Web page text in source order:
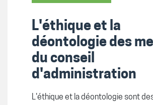
L'éthique et la
déontologie des
du conseil
d'administration
L'éthique et la déontologie sont